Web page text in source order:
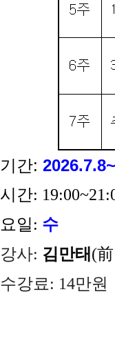
기간:
시간:
요일: 수
강사: 김만태 (
수강료: 14만원